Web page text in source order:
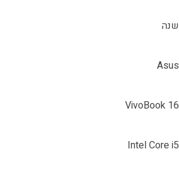
שנה
Asus
VivoBook 16
Intel Core i5